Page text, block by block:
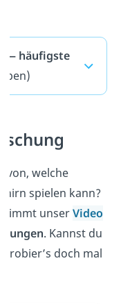
— häufigste
welche
spielen kann?
unserVideo
. Kannst du
Probier’s doch mal